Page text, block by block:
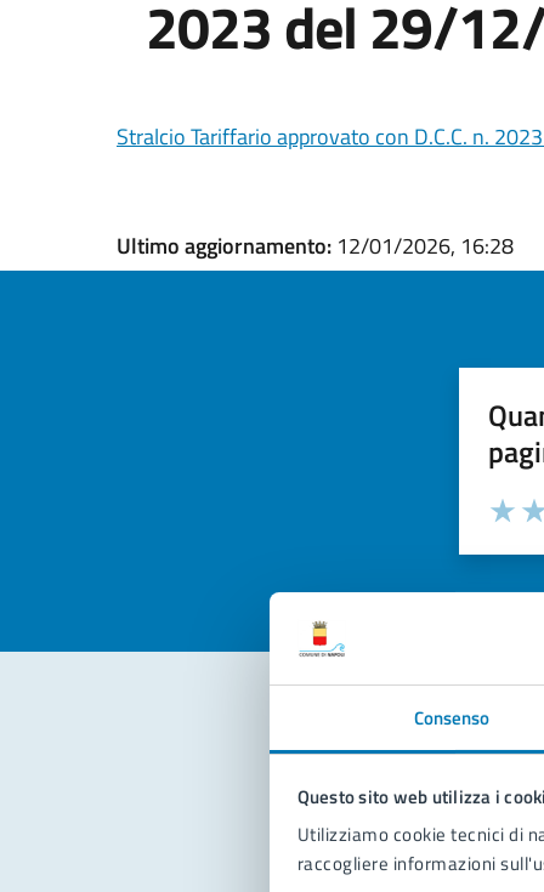
Consenso
Questo sito web utilizza i
Utilizziamo cookie tecnici di
raccogliere informazioni
2023 del 29/
Stralcio Tariffario approvato con D.C.C. n.
Ultimo aggiornamento: 12/01/2026, 16:28
Valuta